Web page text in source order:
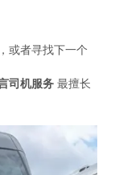
或者寻找下一个
司机服务最擅长